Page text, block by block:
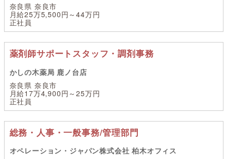
奈良県 奈良市
月給25万5,500円～44万円
正社員
薬剤師サポートスタッフ・調剤事務
かしの木薬局 鹿ノ台店
奈良県 奈良市
月給17万4,900円～25万円
正社員
総務・人事・一般事務/管理部門
オペレーション・ジャパン株式会社 柏木オフィス